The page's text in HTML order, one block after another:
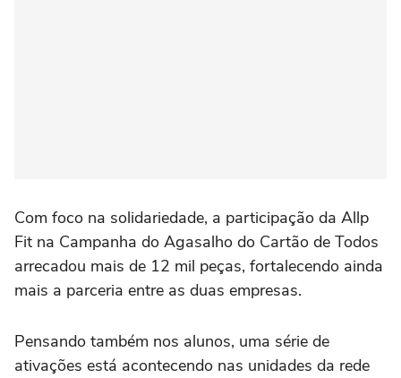
Com foco na solidariedade, a participação da Allp
Fit na Campanha do Agasalho do Cartão de Todos
arrecadou mais de 12 mil peças, fortalecendo ainda
mais a parceria entre as duas empresas.
Pensando também nos alunos, uma série de
ativações está acontecendo nas unidades da rede